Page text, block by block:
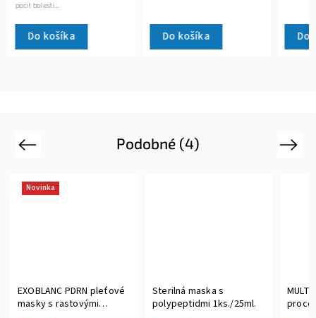
Do košíka Do košíka
Podobné (4)
Previous
Sterilná maska s
polypeptidmi 1ks./25ml.
MULTIPACK Sterilné post
procedurálne masky s
Next